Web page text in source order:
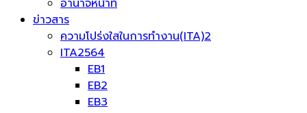
อำนาจหน้าที่
ข่าวสาร
ความโปร่งใสในการทำงาน(ITA)2
ITA2564
EB1
EB2
EB3